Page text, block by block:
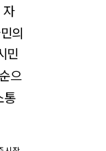
자
의
민
으
통